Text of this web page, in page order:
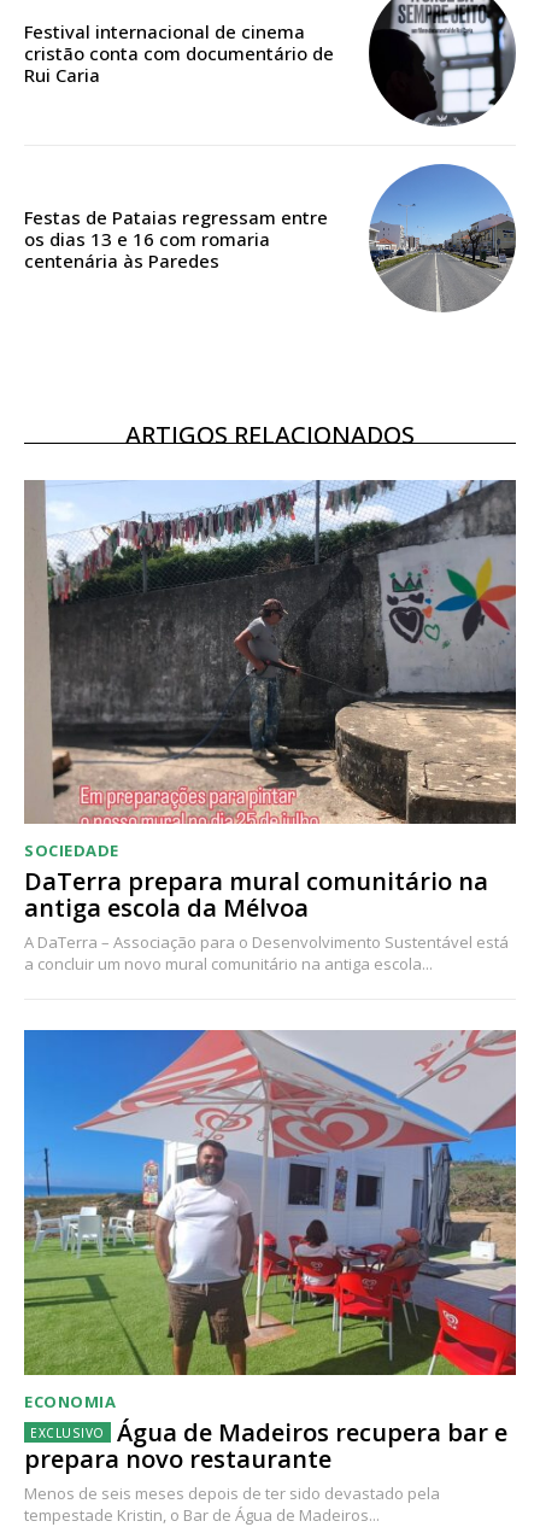
Acesso ao conteúdo online
Acesso aos conteúdos Exclusivos para
Escolha o plano
16€
12 meses
Acesso ao conteúdo online
Acesso aos conteúdos Exclusivos para
assinantes
Ofertas para assinatura anual
Escolha o plano
Festival internacional de cinema
cristão conta com documentário de
Rui Caria
Festas de Pataias regressam entre
os dias 13 e 16 com romaria
centenária às Paredes
ARTIGOS RELACIONADOS
SOCIEDADE
DaTerra prepara mural comunitário na
antiga escola da Mélvoa
A DaTerra – Associação para o Desenvolvimento Sustentável está
a concluir um novo mural comunitário na antiga escola...
ECONOMIA
Água de Madeiros recupera bar e
prepara novo restaurante
Menos de seis meses depois de ter sido devastado pela
tempestade Kristin, o Bar de Água de Madeiros...